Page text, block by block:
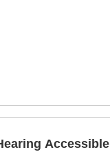
Accessible